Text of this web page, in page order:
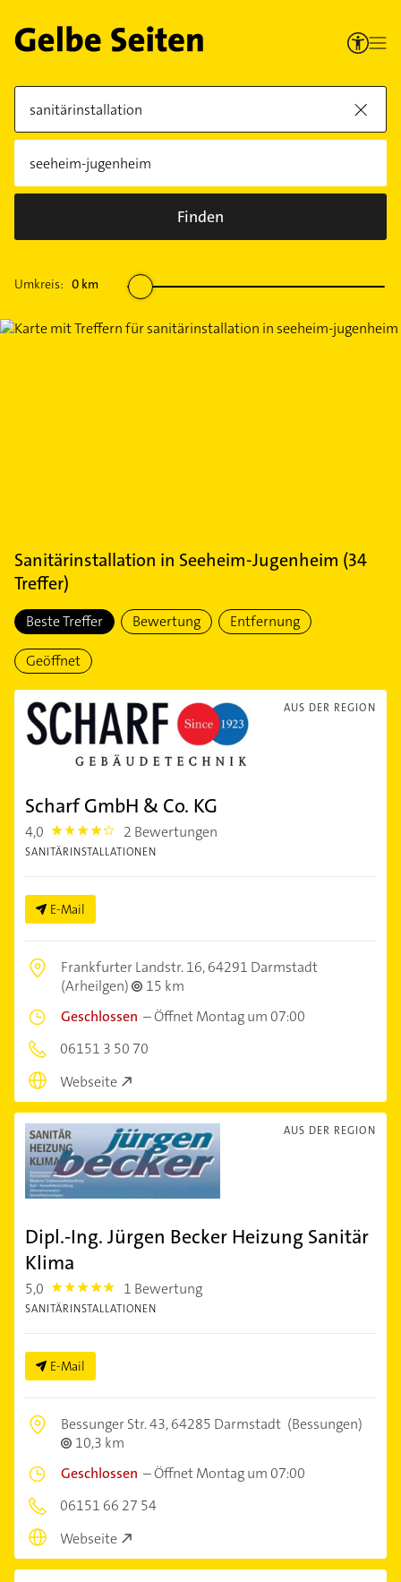
Finden
Umkreis: 0 km
Sanitärinstallation in Seeheim-Jugenheim (34
Treffer)
Beste Treffer Bewertung Entfernung
Geöffnet
AUS DER REGION
Scharf GmbH & Co. KG
4,0 4.0 2 Bewertungen
SANITÄRINSTALLATIONEN
E-Mail
Frankfurter Landstr. 16,64291 Darmstadt
(Arheilgen)
15 km
Geschlossen –Öffnet Montag um 07:00
06151 3 50 70
Webseite
AUS DER REGION
Dipl.-Ing. Jürgen Becker Heizung Sanitär
Klima
5,0 5.0 1 Bewertung
SANITÄRINSTALLATIONEN
E-Mail
Bessunger Str. 43,64285 Darmstadt (Bessungen)
10,3 km
Geschlossen –Öffnet Montag um 07:00
06151 66 27 54
Webseite